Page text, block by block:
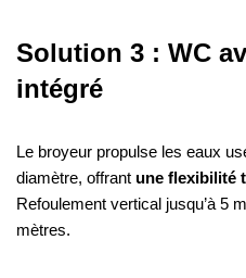
Solution 3 : WC
intégré
Le broyeur propulse les eaux
diamètre, offrant une flexibilité
Refoulement vertical jusqu’à 5
mètres.